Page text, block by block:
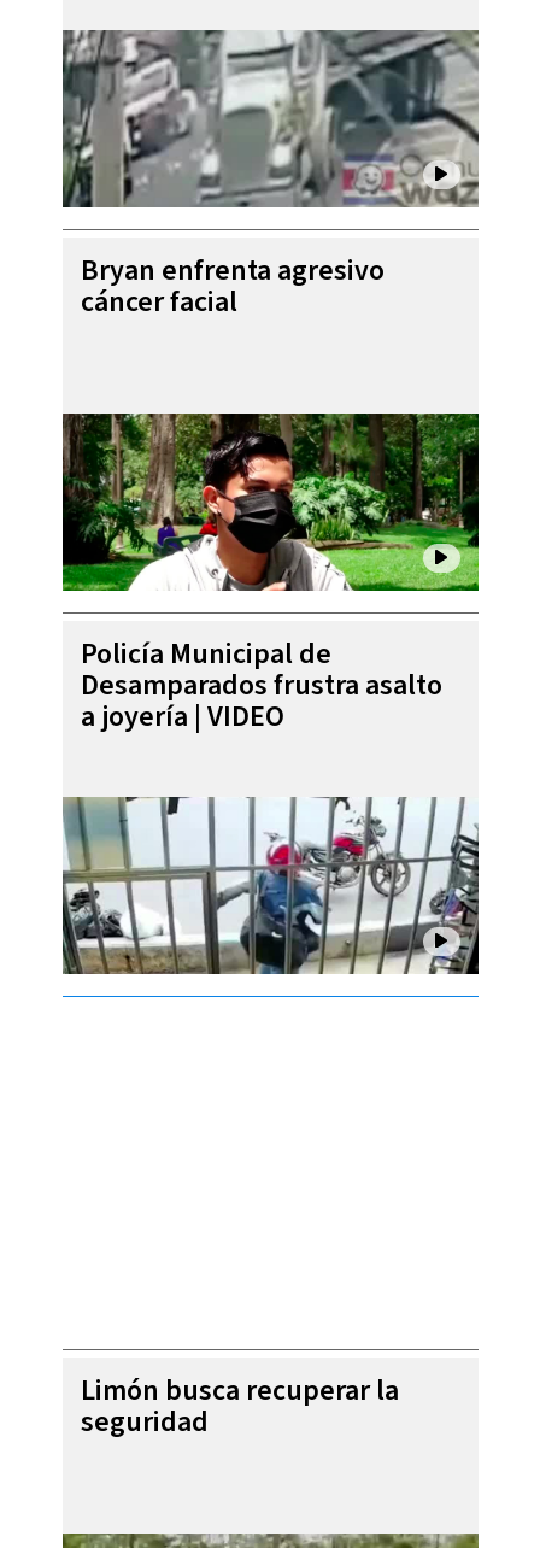
Bryan enfrenta agresivo
cáncer facial
Policía Municipal de
Desamparados frustra asalto
a joyería | VIDEO
Limón busca recuperar la
seguridad